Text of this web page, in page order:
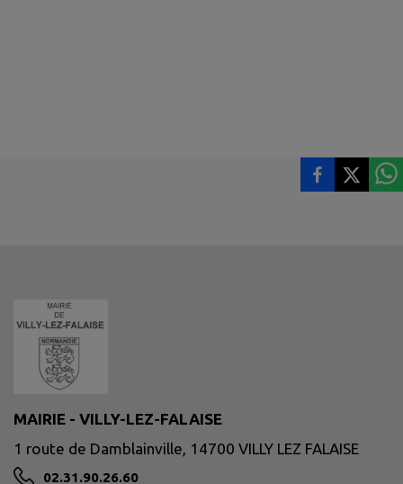
MAIRIE - VILLY-LEZ-FALAISE
1 route de Damblainville, 14700 VILLY LEZ FALAISE
02.31.90.26.60